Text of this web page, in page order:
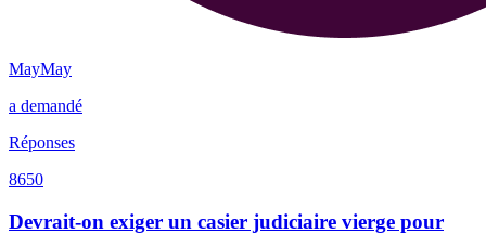
MayMay
a demandé
Réponses
8650
Devrait-on exiger un casier judiciaire vierge pour